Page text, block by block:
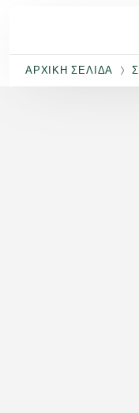
ΑΡΧΙΚΉ ΣΕΛΊΔΑ